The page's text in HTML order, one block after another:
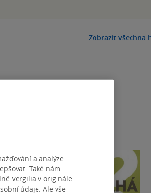
Zobrazit všechna
a analýze
Také nám
Vergilia v originále.
údaje. Ale vše